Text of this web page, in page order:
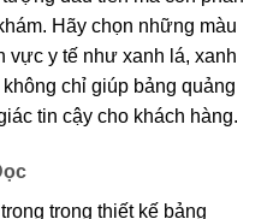
Hãy chọn những màu
vực y tế như xanh lá, xanh
chỉ giúp bảng quảng
tin cậy cho khách hàng.
trong thiết kế bảng